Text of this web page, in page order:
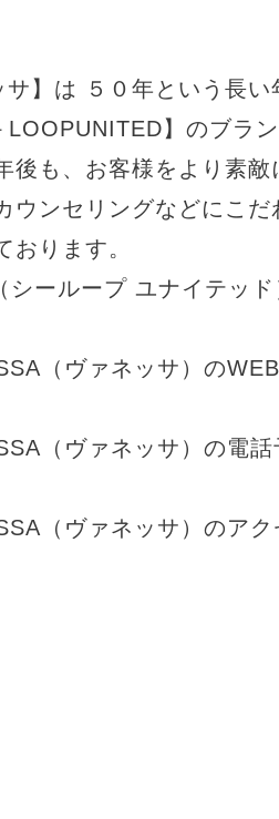
】は ５０年という長
LOOPUNITED】のブラ
後も、お客様をより素
ウンセリングなどにこ
おります。